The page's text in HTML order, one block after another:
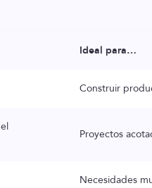
Ideal para…
Construir
Proyectos
Necesidades